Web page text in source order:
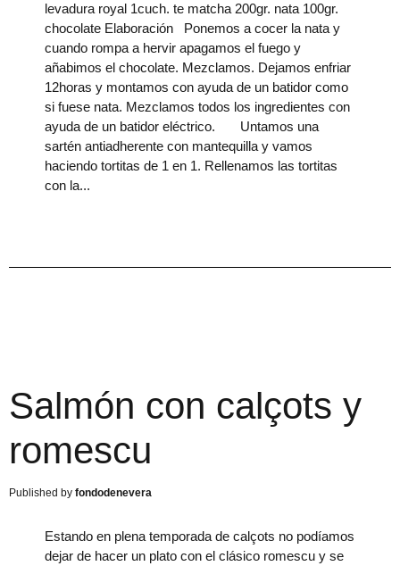
levadura royal 1cuch. te matcha 200gr. nata 100gr.
chocolate Elaboración Ponemos a cocer la nata y
cuando rompa a hervir apagamos el fuego y
añabimos el chocolate. Mezclamos. Dejamos enfriar
12horas y montamos con ayuda de un batidor como
si fuese nata. Mezclamos todos los ingredientes con
ayuda de un batidor eléctrico. Untamos una
sartén antiadherente con mantequilla y vamos
haciendo tortitas de 1 en 1. Rellenamos las tortitas
con la
Salmón con calçots y
romescu
fondodenevera
Estando en plena temporada de calçots no podíamos
dejar de hacer un plato con el clásico romescu y se